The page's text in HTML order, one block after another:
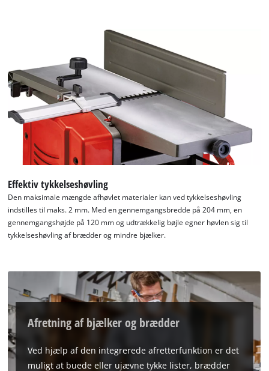
Effektiv tykkelseshøvling
Den maksimale mængde afhøvlet materialer kan ved tykkelseshøvling
indstilles til maks. 2 mm. Med en gennemgangsbredde på 204 mm, en
gennemgangshøjde på 120 mm og udtrækkelig bøjle egner høvlen sig til
tykkelseshøvling af brædder og mindre bjælker.
Afretning af bjælker og brædder
Ved hjælp af den integrerede afretterfunktion er det
muligt at buede eller ujævne tykke lister, brædder